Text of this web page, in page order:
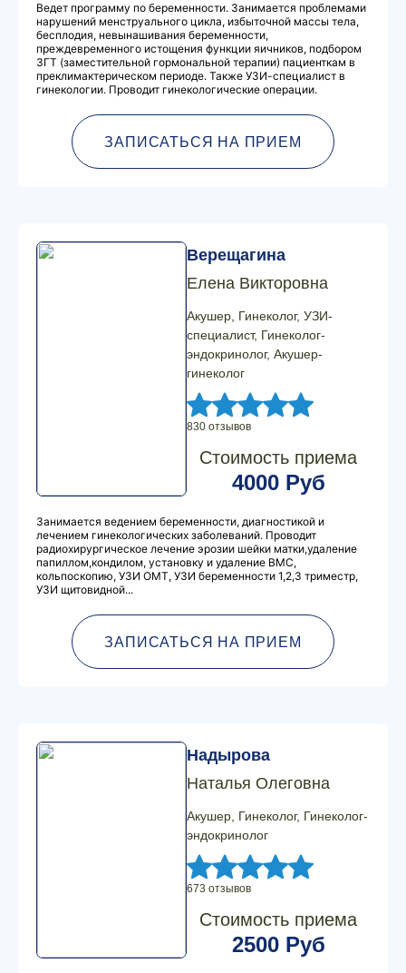
Ведет программу по беременности. Занимается проблемами
нарушений менструального цикла, избыточной массы тела,
бесплодия, невынашивания беременности,
преждевременного истощения функции яичников, подбором
ЗГТ (заместительной гормональной терапии) пациенткам в
преклимактерическом периоде. Также УЗИ-специалист в
гинекологии. Проводит гинекологические операции.
ЗАПИСАТЬСЯ НА ПРИЕМ
Верещагина
Елена Викторовна
Акушер, Гинеколог, УЗИ-
специалист, Гинеколог-
эндокринолог, Акушер-
гинеколог
830 отзывов
Стоимость приема
4000 Руб
Занимается ведением беременности, диагностикой и
лечением гинекологических заболеваний. Проводит
радиохирургическое лечение эрозии шейки матки,удаление
папиллом,кондилом, установку и удаление ВМС,
кольпоскопию, УЗИ ОМТ, УЗИ беременности 1,2,3 триместр,
УЗИ щитовидной...
ЗАПИСАТЬСЯ НА ПРИЕМ
Надырова
Наталья Олеговна
Акушер, Гинеколог, Гинеколог-
эндокринолог
673 отзывов
Стоимость приема
2500 Руб